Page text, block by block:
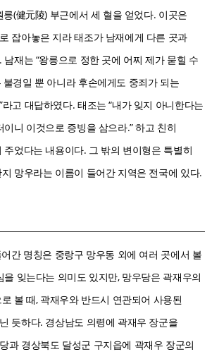
릉(健元陵) 부근에서 세 혈을 얻었다. 이곳은
잡아놓은 지라 태조가 남재에게 다른 곳과
남재는 “왕릉으로 정한 곳에 어찌 제가 묻힐 수
불경일 뿐 아니라 후손에게도 중죄가 되는
고 대답하였다. 태조는 “내가 잊지 아니한다는
니 이것으로 증빙을 삼으라.” 하고 친히
주었다는 내용이다. 그 밖의 변이형은 특별히
망우라는 이름이 들어간 지역은 전국에 있다.
어간 명칭은 중랑구 망우동 외에 여러 곳에서 볼
을 잊는다는 의미도 있지만, 망우당은 곽재우의
볼 때, 곽재우와 반드시 연관되어 사용된
듯하다. 경상남도 의령에 곽재우 장군을
과 경상북도 달성군 구지읍에 곽재우 장군의